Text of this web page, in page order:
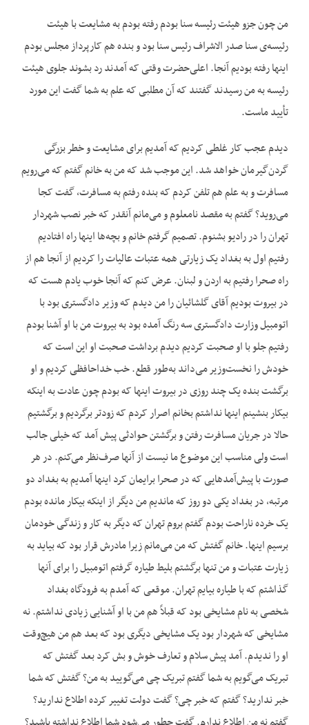
من چون جزو هیئت رئیسه سنا بودم رفته بودم به مشایعت با هیئت
رئیسه‌ی سنا صدر الاشراف رئیس سنا بود و بنده هم کارپرداز مجلس بودم
اینها رفته بودیم آنجا. اعلی‌حضرت وقتی که آمدند رد بشوند جلوی هیئت
رئیسه به من رسیدند گفتند که آن مطلبی که علم به شما گفت این مورد
تأیید ماست.
دیدم عجب کار غلطی کردیم که آمدیم برای مشایعت و خطر بزرگی
گردن‌گیرمان خواهد شد. این موجب شد که من به خانم گفتم که می‌رویم
مسافرت و به علم هم تلفن کردم که بنده رفتم به مسافرت، گفت کجا
می‌روید؟ گفتم به مقصد نامعلوم و می‌مانم آنقدر که خبر نصب شهردار
تهران را در رادیو بشنوم. تصمیم گرفتم خانم و بچه‌ها اینها راه افتادیم
رفتیم اول به بغداد یک زیارتی همه عتبات عالیات را کردیم از آنجا هم از
راه صحرا رفتیم به اردن و لبنان. عرض کنم که آنجا خوب یادم هست که
در بیروت بودیم آقای گلشائیان را من دیدم که وزیر دادگستری بود با
اتومبیل وزارت دادگستری سه رنگ آمده بود به بیروت من با او آشنا بودم
رفتیم جلو با او صحبت کردیم دیدم برداشت صحبت او این است که
خودش را نخست‌وزیر می‌داند به‌طور قطع. خب خداحافظی کردیم و او
برگشت بنده یک چند روزی در بیروت اینها که بودم چون عادت به اینکه
بیکار بنشینم اینها نداشتم بخانم اصرار کردم که زودتر برگردیم و برگشتیم
حالا در جریان مسافرت رفتن و برگشتن حوادثی پیش آمد که خیلی جالب
است ولی مناسب این موضوع ما نیست از آنها صرف‌نظر می‌کنم. در هر
صورت با پیش‌آمدهایی که در صحرا برایمان کرد اینها آمدیم به بغداد دو
مرتبه، در بغداد یکی دو روز که ماندیم من دیگر از اینکه بیکار مانده بودم
یک خرده ناراحت بودم گفتم بروم تهران که دیگر به کار و زندگی خودمان
برسیم اینها. خانم گفتش که من می‌مانم زیرا مادرش قرار بود که بیاید به
زیارت عتبات و من تنها برگشتم بلیط طیاره گرفتم اتومبیل را برای آنها
گذاشتم که با طیاره بیایم تهران. موقعی که آمدم به فرودگاه بغداد
شخصی به نام مشایخی بود که قبلاً هم من با او آشنایی زیادی نداشتم. نه
مشایخی که شهردار بود یک مشایخی دیگری بود که بعد هم من هیچ‌وقت
او را ندیدم. آمد پیش سلام و تعارف خوش و بش کرد بعد گفتش که
تبریک می‌گویم به شما گفتم تبریک چی می‌گویید به من؟ گفتش که شما
خبر ندارید؟ گفتم که خبر چی؟ گفت دولت تغییر کرده اطلاع ندارید؟